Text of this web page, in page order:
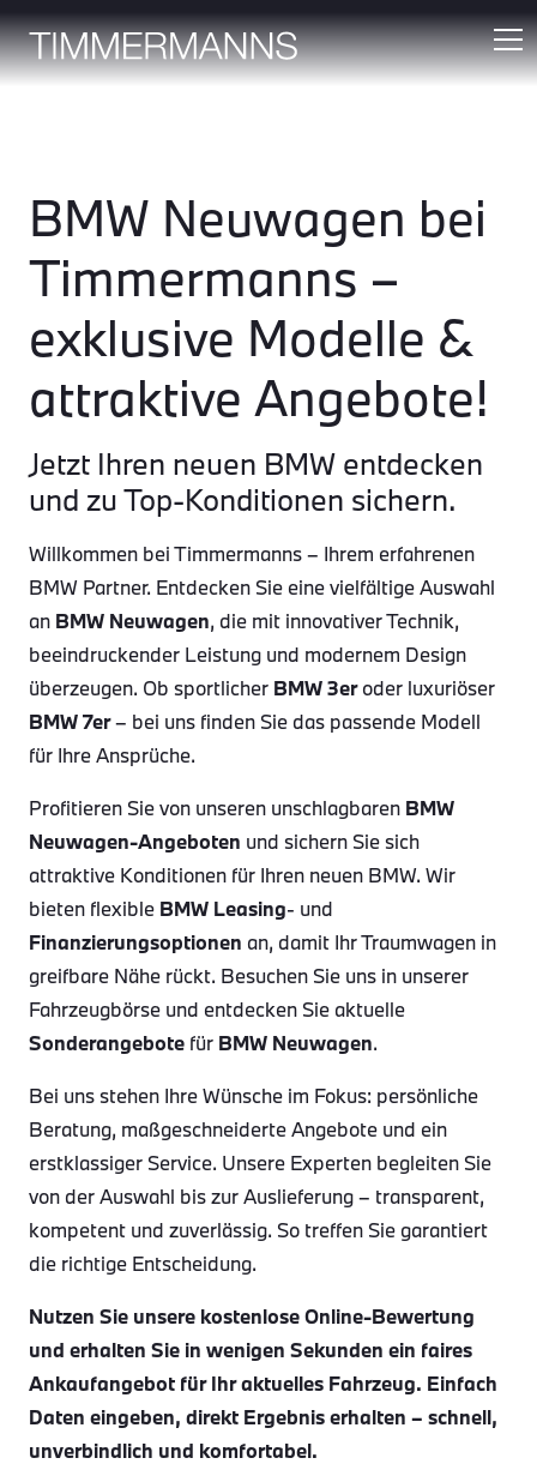
BMW Neuwagen bei
Timmermanns –
exklusive Modelle &
attraktive Angebote!
Jetzt Ihren neuen BMW entdecken
und zu Top-Konditionen sichern.
Willkommen bei Timmermanns – Ihrem erfahrenen
BMW Partner. Entdecken Sie eine vielfältige Auswahl
an BMW Neuwagen, die mit innovativer Technik,
beeindruckender Leistung und modernem Design
überzeugen. Ob sportlicher BMW 3eroder luxuriöser
BMW 7er– bei uns finden Sie das passende Modell
für Ihre Ansprüche.
Profitieren Sie von unseren unschlagbaren BMW
Neuwagen-Angeboten und sichern Sie sich
attraktive Konditionen für Ihren neuen BMW. Wir
bieten flexible BMW Leasing- und
Finanzierungsoptionen an, damit Ihr Traumwagen in
greifbare Nähe rückt. Besuchen Sie uns in unserer
Fahrzeugbörse und entdecken Sie aktuelle
Sonderangebote für BMW Neuwagen.
Bei uns stehen Ihre Wünsche im Fokus: persönliche
Beratung, maßgeschneiderte Angebote und ein
erstklassiger Service. Unsere Experten begleiten Sie
von der Auswahl bis zur Auslieferung – transparent,
kompetent und zuverlässig. So treffen Sie garantiert
die richtige Entscheidung.
Nutzen Sie unsere kostenlose Online-Bewertung
und erhalten Sie in wenigen Sekunden ein faires
Ankaufangebot für Ihr aktuelles Fahrzeug. Einfach
Daten eingeben, direkt Ergebnis erhalten – schnell,
unverbindlich und komfortabel.